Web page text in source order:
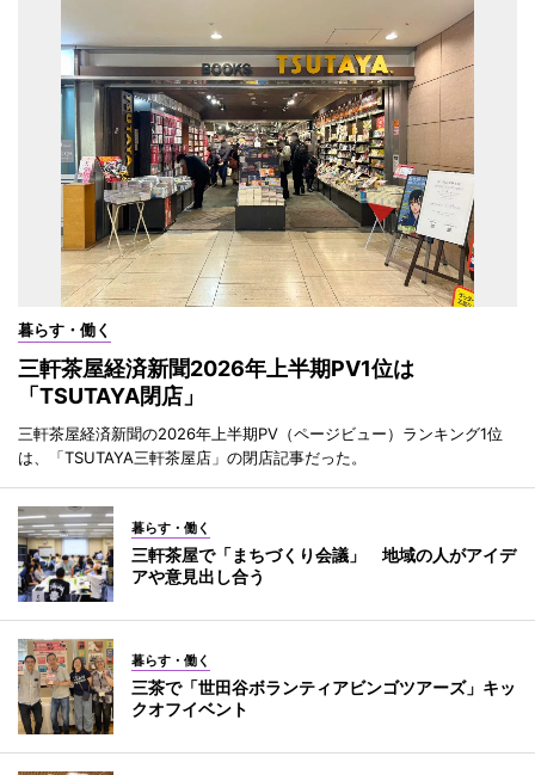
暮らす・働く
三軒茶屋経済新聞2026年上半期PV1位は
「TSUTAYA閉店」
三軒茶屋経済新聞の2026年上半期PV（ページビュー）ランキング1位
は、「TSUTAYA三軒茶屋店」の閉店記事だった。
暮らす・働く
三軒茶屋で「まちづくり会議」 地域の人がアイデ
アや意見出し合う
暮らす・働く
三茶で「世田谷ボランティアビンゴツアーズ」キッ
クオフイベント